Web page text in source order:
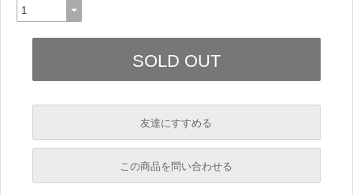
友達にすすめる
必須
この商品を問い合わせる